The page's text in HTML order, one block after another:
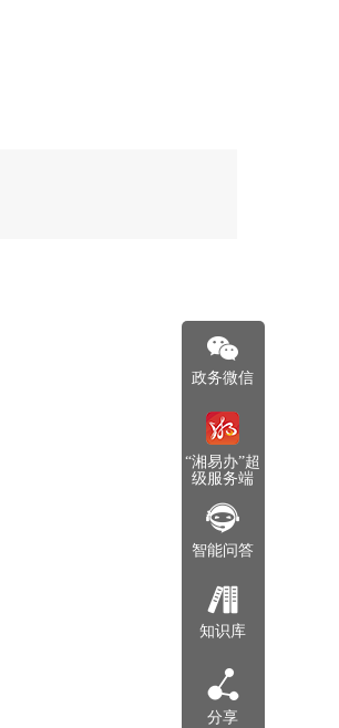
政务微信
“湘易办”超
级服务端
智能问答
知识库
分享